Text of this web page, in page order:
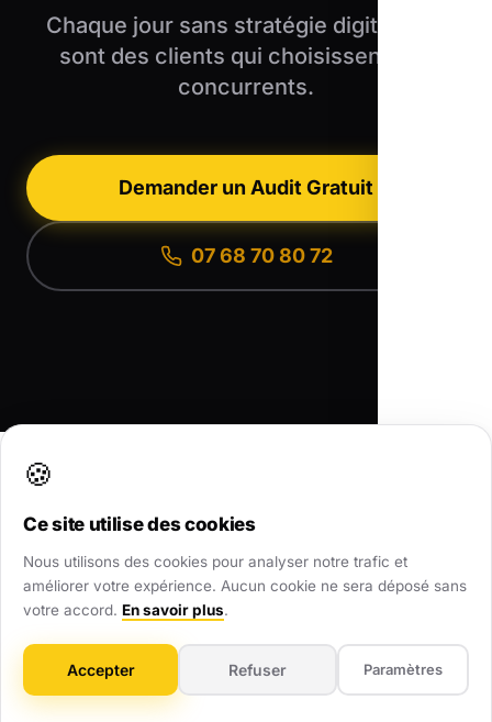
Chaque jour sans stratégie digitale, ce
sont des clients qui choisissent vos
concurrents.
Demander un Audit Gratuit
07 68 70 80 72
Nous contacter
AWL.
🍪
Ce site utilise des cookies
Nous utilisons des cookies pour analyser notre trafic et
améliorer votre expérience. Aucun cookie ne sera déposé sans
votre accord. En savoir plus.
Accepter Refuser Paramètres